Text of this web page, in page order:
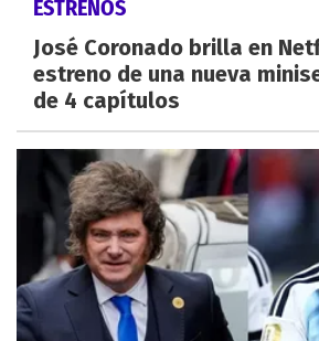
ESTRENOS
José Coronado brilla en
estreno de una nueva
de 4 capítulos